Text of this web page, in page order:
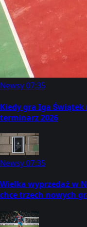
Newsy07:35
Kiedy gra Iga
terminarz 2026
Newsy07:35
Wielka wyprzedaż w
chce trzech nowych